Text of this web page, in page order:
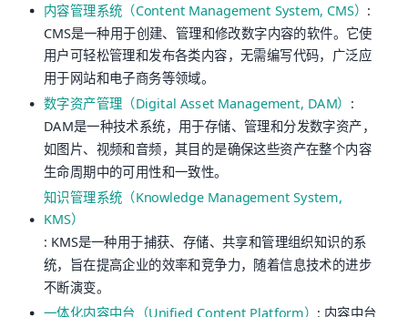
内容管理系统（Content Management System, CMS） :
CMS是一种用于创建、管理和修改数字内容的软件。它使
用户可轻松管理和发布各类内容，无需编写代码，广泛应
用于网站和电子商务等领域。
数字资产管理（Digital Asset Management, DAM） :
DAM是一种技术系统，用于存储、管理和分发数字资产，
如图片、视频和音频，其目的是确保这些资产在整个内容
生命周期中的可用性和一致性。
知识管理系统（Knowledge Management System,
KMS）
: KMS是一种用于捕获、存储、共享和管理组织知识的系
统，旨在提高企业的效率和竞争力，随着信息技术的进步
不断演变。
一体化内容中台（Unified Content Platform） : 内容中台